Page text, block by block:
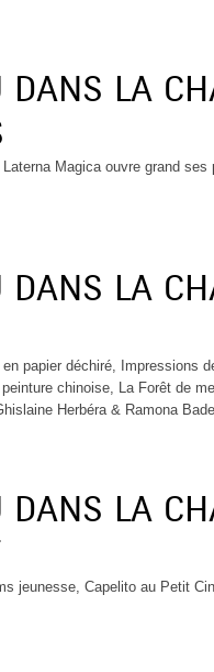
DANS LA
Magica ouvre grand
DANS LA
papier déchiré, Impressions
chinoise, La Forêt de
Herbéra & Ramona
DANS LA
jeunesse, Capelito au Petit